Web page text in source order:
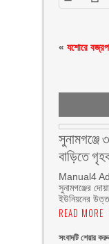
« যশোরে
সুনামগঞ্জে
বাড়িতে
Manual4 Ad
সুনামগঞ্জের
ইউনিয়নের
READ MORE
সংবাদটি শেয়ার